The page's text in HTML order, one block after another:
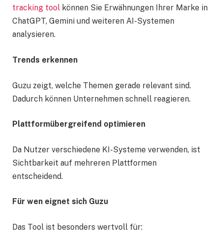
tracking tool können Sie Erwähnungen Ihrer Marke in
ChatGPT, Gemini und weiteren AI-Systemen
analysieren.
Trends erkennen
Guzu zeigt, welche Themen gerade relevant sind.
Dadurch können Unternehmen schnell reagieren.
Plattformübergreifend optimieren
Da Nutzer verschiedene KI-Systeme verwenden, ist
Sichtbarkeit auf mehreren Plattformen
entscheidend.
Für wen eignet sich Guzu
Das Tool ist besonders wertvoll für: